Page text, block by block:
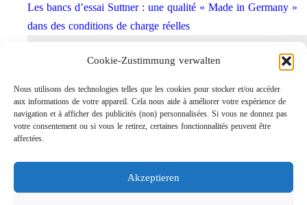
Cookie-Zustimmung verwalten
Nous utilisons des technologies telles que les cookies pour stocker et/ou accéder
aux informations de votre appareil. Cela nous aide à améliorer votre expérience de
navigation et à afficher des publicités (non) personnalisées. Si vous ne donnez pas
votre consentement ou si vous le retirez, certaines fonctionnalités peuvent être
affectées.
Akzeptieren
Les bancs d’essai Suttner : une qualité « Made in Germany »
dans des conditions de charge réelles